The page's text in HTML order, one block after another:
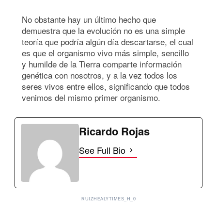
No obstante hay un último hecho que
demuestra que la evolución no es una simple
teoría que podría algún día descartarse, el cual
es que el organismo vivo más simple, sencillo
y humilde de la Tierra comparte información
genética con nosotros, y a la vez todos los
seres vivos entre ellos, significando que todos
venimos del mismo primer organismo.
Ricardo Rojas
See Full Bio
RUIZHEALYTIMES_H_0